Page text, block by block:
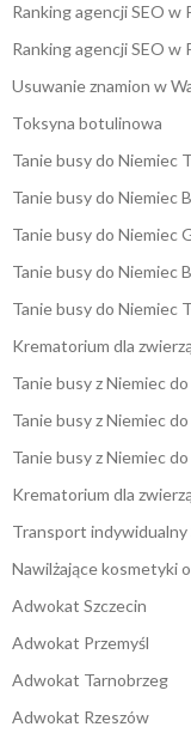
Ranking agencji SEO w
Ranking agencji SEO w
Usuwanie znamion w
Toksyna botulinowa
Tanie busy do Niemiec
Tanie busy do Niemiec
Tanie busy do Niemiec
Tanie busy do Niemiec
Tanie busy do Niemiec
Krematorium dla
Tanie busy z Niemiec
Tanie busy z Niemiec
Tanie busy z Niemiec
Krematorium dla
Transport indywidualny
Nawilżające kosmetyki
Adwokat Szczecin
Adwokat Przemyśl
Adwokat Tarnobrzeg
Adwokat Rzeszów